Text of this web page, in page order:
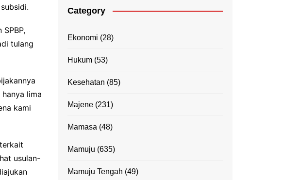
tulang
lima
kami
usulan-
Category
Ekonomi (28)
Hukum (53)
Kesehatan (85)
Majene (231)
Mamasa (48)
Mamuju (635)
Mamuju Tengah (49)